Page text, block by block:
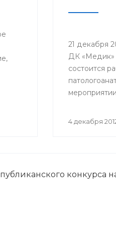
21 декабря
ДК «Медик»
состоится
4 декабря
конкурса